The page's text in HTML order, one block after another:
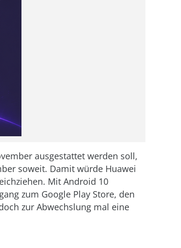
ausgestattet werden soll,
soweit. Damit würde Huawei
Mit Android 10
zum Google Play Store, den
zur Abwechslung mal eine